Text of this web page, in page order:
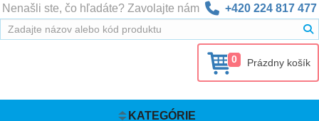
Nenašli ste, čo hľadáte? Zavolajte nám +420 224 817 477
0 Prázdny košík
KATEGÓRIE